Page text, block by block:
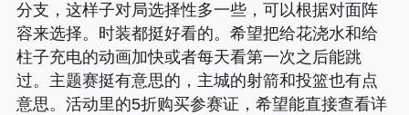
分支，这样子对局选择性多一些，可以根据对面阵
容来选择。时装都挺好看的。希望把给花浇水和给
柱子充电的动画加快或者每天看第一次之后能跳
过。主题赛挺有意思的，主城的射箭和投篮也有点
意思。活动里的5折购买参赛证，希望能直接查看详